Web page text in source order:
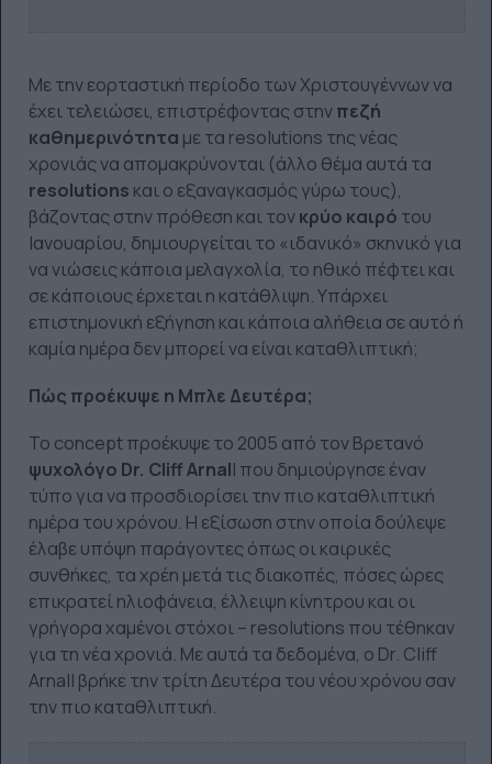
Με την εορταστική περίοδο των Χριστουγέννων να
έχει τελειώσει, επιστρέφοντας στηνπεζή
καθημερινότητα με τα resolutions της νέας
χρονιάς να απομακρύνονται (άλλο θέμα αυτά τα
resolutions και ο εξαναγκασμός γύρω τους),
βάζοντας στην πρόθεση και τονκρύο καιρό του
Ιανουαρίου, δημιουργείται το «ιδανικό» σκηνικό για
να νιώσεις κάποια μελαγχολία, το ηθικό πέφτει και
σε κάποιους έρχεται η κατάθλιψη. Υπάρχει
επιστημονική εξήγηση και κάποια αλήθεια σε αυτό ή
καμία ημέρα δεν μπορεί να είναι καταθλιπτική;
Πώς προέκυψε η Μπλε Δευτέρα;
To concept προέκυψε το 2005 από τον Βρετανό
ψυχολόγο Dr. Cliff Arnall που δημιούργησε έναν
τύπο για να προσδιορίσει την πιο καταθλιπτική
ημέρα του χρόνου. Η εξίσωση στην οποία δούλεψε
έλαβε υπόψη παράγοντες όπως οι καιρικές
συνθήκες, τα χρέη μετά τις διακοπές, πόσες ώρες
επικρατεί ηλιοφάνεια, έλλειψη κίνητρου και οι
γρήγορα χαμένοι στόχοι – resolutions που τέθηκαν
για τη νέα χρονιά. Με αυτά τα δεδομένα, ο Dr. Cliff
Arnall βρήκε την τρίτη Δευτέρα του νέου χρόνου σαν
την πιο καταθλιπτική.